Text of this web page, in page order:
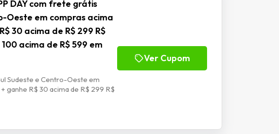
DAY com frete grátis
Oeste em compras acima
30 acima de R$ 299 R$
acima de R$ 599 em
Sudeste e Centro-Oeste em
ganhe R$ 30 acima de R$ 299 R$
Ver Cupom